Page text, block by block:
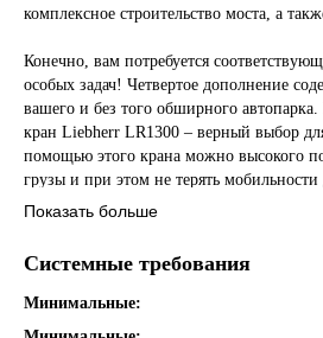
комплексное строительство моста, а
Конечно, вам потребуется
особых задач! Четвертое дополнение
вашего и без того обширного
кран Liebherr LR1300 – верный выбор
помощью этого крана можно высокого
грузы и при этом не терять
грузе. Для безопасной перевозки
Как только вы загрузите дополнение,
Показать больше
Системные требования
Минимальные: